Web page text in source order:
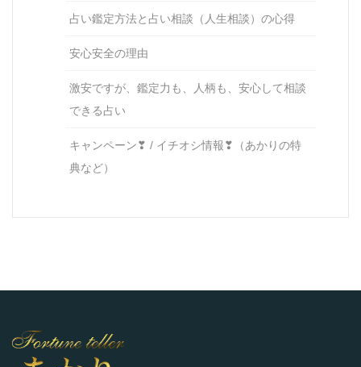
占い鑑定方法と占い相談（人生相談）の心得
安心安全の理由
激安ですが、鑑定力も、人柄も、安心して相談
できる占い
キャンペーン❣ / イチオシ情報❣（あかりの特
典など）